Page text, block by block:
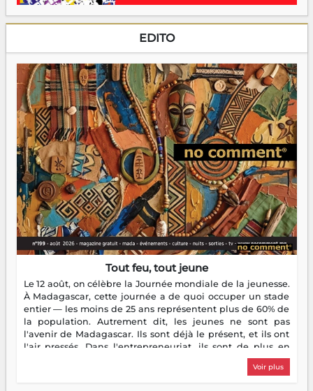
EDITO
Tout feu, tout jeune
Le 12 août, on célèbre la Journée mondiale de la jeunesse.
À Madagascar, cette journée a de quoi occuper un stade
entier — les moins de 25 ans représentent plus de 60% de
la population. Autrement dit, les jeunes ne sont pas
l'avenir de Madagascar. Ils sont déjà le présent, et ils ont
l'air pressés. Dans l'entrepreneuriat, ils sont de plus en
plus nombreux à se lancer, à créer, à risquer — souvent
sans filet, souvent sans aide, mais toujours avec cette
Voir plus